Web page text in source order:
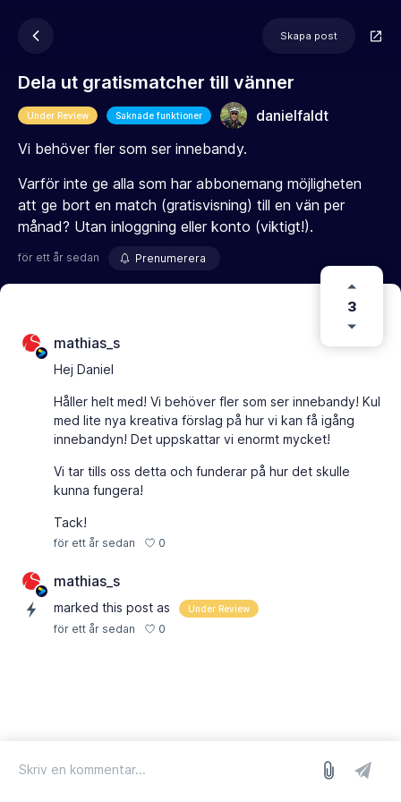
Skapa post
Dela ut gratismatcher till vänner
Under Review Saknade funktioner
danielfaldt
Vi behöver fler som ser innebandy.
Varför inte ge alla som har abbonemang möjligheten
att ge bort en match (gratisvisning) till en vän per
månad? Utan inloggning eller konto (viktigt!).
för ett år sedan Prenumerera
3
mathias_s
Hej Daniel
Håller helt med! Vi behöver fler som ser innebandy! Kul
med lite nya kreativa förslag på hur vi kan få igång
innebandyn! Det uppskattar vi enormt mycket!
Vi tar tills oss detta och funderar på hur det skulle
kunna fungera!
Tack!
för ett år sedan 0
mathias_s
marked this post as Under Review
för ett år sedan 0